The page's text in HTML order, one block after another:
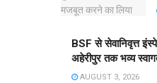
BSF से सेवानिवृत्त
अहेरीपुर तक भव्य
AUGUST 3, 2026